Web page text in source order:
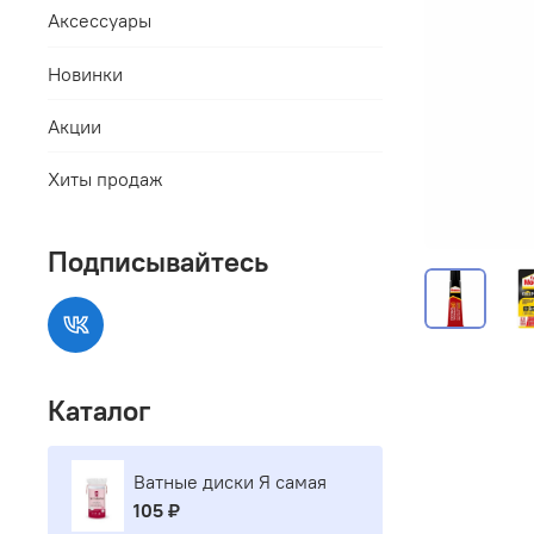
Аксессуары
Новинки
Акции
Хиты продаж
Подписывайтесь
Каталог
Ватные диски Я самая
105 ₽